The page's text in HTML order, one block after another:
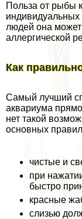
Польза от рыбы
индивидуальных
людей она может
аллергической
Как
Самый лучший
аквариума
нет такой
основных
чистые и
при
быстро
красные
слизью